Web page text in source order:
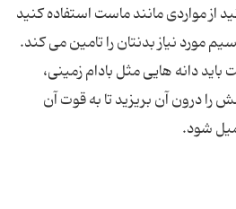
از مواردی مانند ماست استفاده کنید
نیاز بدنتان را تامین می کند.
دانه هایی مثل بادام زمینی،
درون آن بریزید تا به قوت آن
شود.